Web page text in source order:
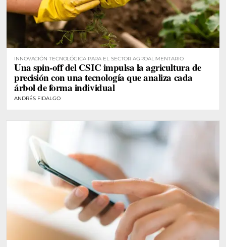
INNOVACIÓN TECNOLÓGICA PARA EL SECTOR AGROALIMENTARIO
Una spin-off del CSIC impulsa la agricultura de
precisión con una tecnología que analiza cada
árbol de forma individual
ANDRÉS FIDALGO